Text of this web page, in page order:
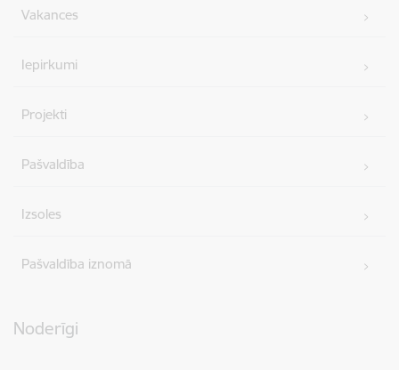
Vakances
Iepirkumi
Projekti
Pašvaldība
Izsoles
Pašvaldība iznomā
Noderīgi